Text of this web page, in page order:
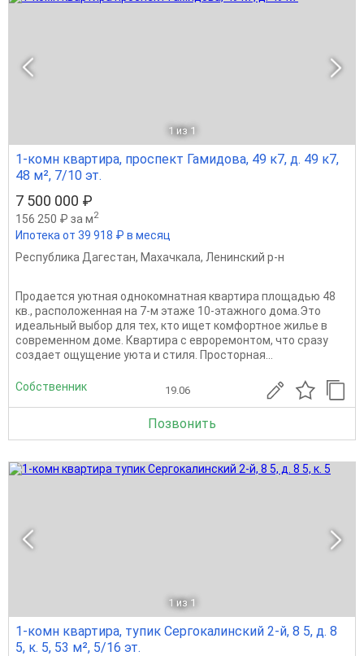
1 из 1
1-комн квартира, проспект Гамидова, 49 к7, д. 49 к7,
48 м², 7/10 эт.
7 500 000 ₽
156 250 ₽ за м2
Ипотека от 39 918 ₽ в месяц
Республика Дагестан, Махачкала, Ленинский р-н
Продается уютная однокомнатная квартира площадью 48
кв., расположенная на 7-м этаже 10-этажного дома.Это
идеальный выбор для тех, кто ищет комфортное жилье в
современном доме. Квартира с евроремонтом, что сразу
создает ощущение уюта и стиля. Просторная...
Собственник 19.06
Позвонить
1 из 1
1-комн квартира, тупик Сергокалинский 2-й, 8 5, д. 8
5, к. 5, 53 м², 5/16 эт.